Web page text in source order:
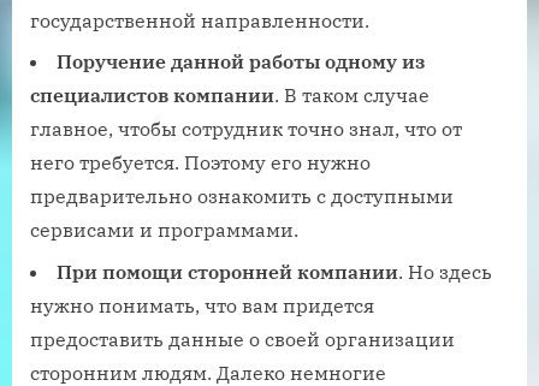
государственной направленности.
Поручение данной работы одному из
специалистов компании. В таком случае
главное, чтобы сотрудник точно знал, что от
него требуется. Поэтому его нужно
предварительно ознакомить с доступными
сервисами и программами.
При помощи сторонней компании. Но здесь
нужно понимать, что вам придется
предоставить данные о своей организации
сторонним людям. Далеко немногие